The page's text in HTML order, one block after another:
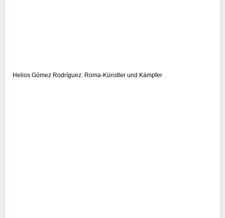
Helios Gómez Rodríguez. Roma-Künstler und Kämpfer